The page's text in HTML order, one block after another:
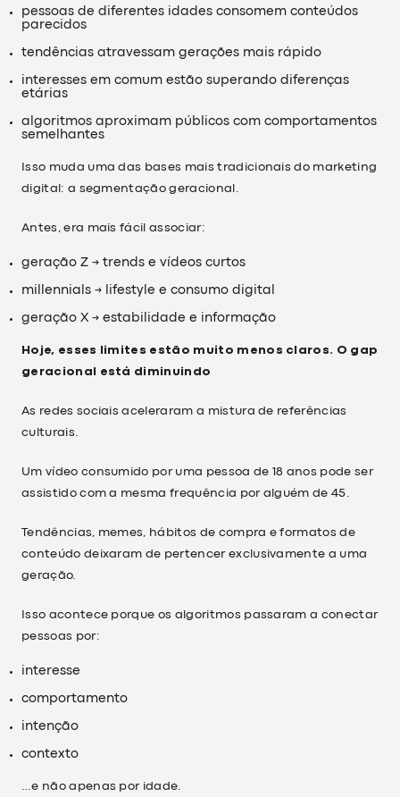
pessoas de diferentes idades consomem conteúdos
parecidos
tendências atravessam gerações mais rápido
interesses em comum estão superando diferenças
etárias
algoritmos aproximam públicos com comportamentos
semelhantes
Isso muda uma das bases mais tradicionais do marketing
digital: a segmentação geracional.
Antes, era mais fácil associar:
geração Z → trends e vídeos curtos
millennials → lifestyle e consumo digital
geração X → estabilidade e informação
Hoje, esses limites estão muito menos claros. O gap
geracional está diminuindo
As redes sociais aceleraram a mistura de referências
culturais.
Um vídeo consumido por uma pessoa de 18 anos pode ser
assistido com a mesma frequência por alguém de 45.
Tendências, memes, hábitos de compra e formatos de
conteúdo deixaram de pertencer exclusivamente a uma
geração.
Isso acontece porque os algoritmos passaram a conectar
pessoas por:
interesse
comportamento
intenção
contexto
…e não apenas por idade.